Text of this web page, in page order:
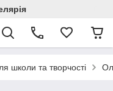
школи та творчості